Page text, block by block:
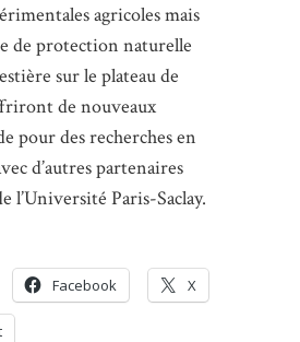
agricoles mais
de protection naturelle
sur le plateau de
de nouveaux
pour des recherches en
d’autres partenaires
l’Université Paris-Saclay.
Facebook X